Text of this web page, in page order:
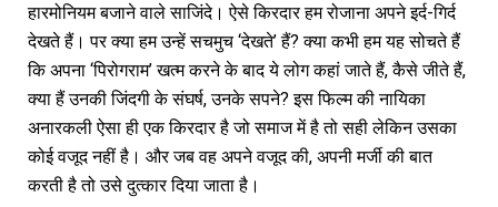
हारमोनियम बजाने वाले साजिंदे। ऐसे किरदार हम रोजाना अपने इर्द-गिर्द
देखते हैं। पर क्या हम उन्हें सचमुच ‘देखते’ हैं? क्या कभी हम यह सोचते हैं
कि अपना ‘पिरोगराम’ खत्म करने के बाद ये लोग कहां जाते हैं, कैसे जीते हैं,
क्या हैं उनकी जिंदगी के संघर्ष, उनके सपने? इस फिल्म की नायिका
अनारकली ऐसा ही एक किरदार है जो समाज में है तो सही लेकिन उसका
कोई वजूद नहीं है। और जब वह अपने वजूद की, अपनी मर्जी की बात
करती है तो उसे दुत्कार दिया जाता है।